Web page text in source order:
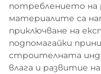
потреблението на
материалите са
приключване на
подпомагайки
строителната
влага и развитие